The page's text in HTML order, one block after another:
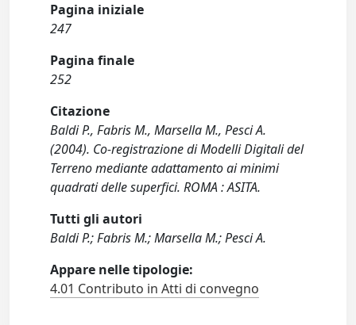
Pagina iniziale
247
Pagina finale
252
Citazione
Baldi P., Fabris M., Marsella M., Pesci A.
(2004). Co-registrazione di Modelli Digitali del
Terreno mediante adattamento ai minimi
quadrati delle superfici. ROMA : ASITA.
Tutti gli autori
Baldi P.; Fabris M.; Marsella M.; Pesci A.
Appare nelle tipologie:
4.01 Contributo in Atti di convegno